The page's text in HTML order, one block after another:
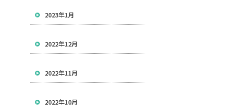
2023年1月
2022年12月
2022年11月
2022年10月